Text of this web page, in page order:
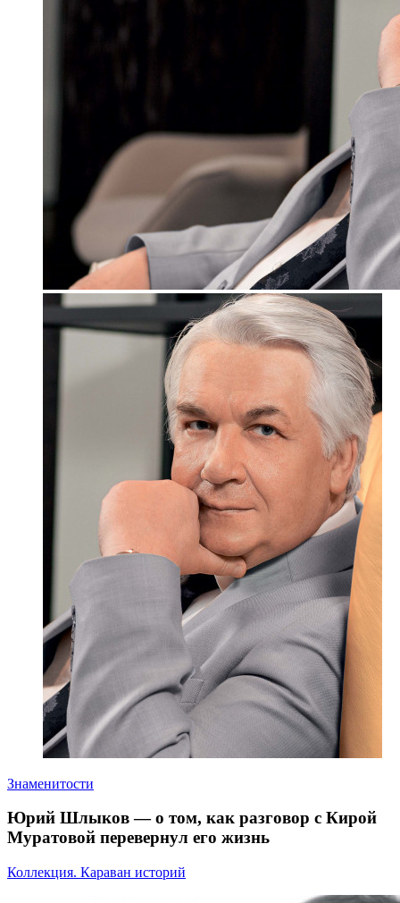
Знаменитости
Юрий Шлыков — о том, как разговор с Кирой
Муратовой перевернул его жизнь
Коллекция. Караван историй